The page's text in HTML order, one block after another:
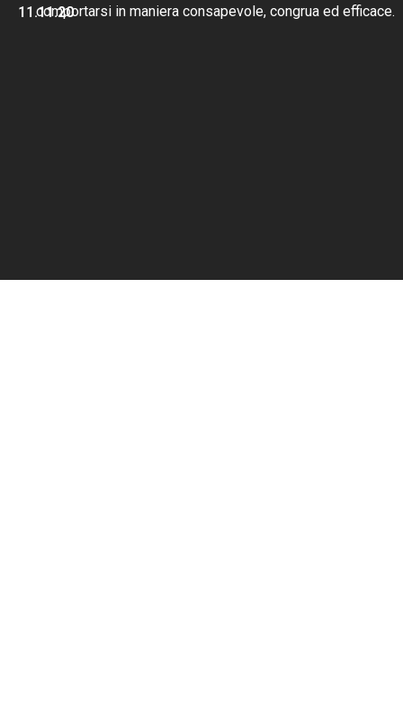
11.11.20
comportarsi in maniera consapevole, congrua ed efficace.